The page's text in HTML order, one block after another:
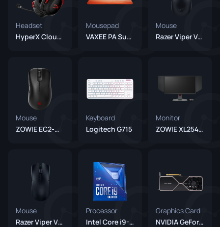
Headset
HyperX Cloud II
Mousepad
VAXEE PA Summer22
Mouse
Razer Viper V4 Pro Black
Mouse
ZOWIE EC2-CW
Keyboard
Logitech G715
Monitor
ZOWIE XL2546K
Mouse
Razer Viper V3 Pro Black
Processor
Intel Core i9-10900K
Graphics Card
NVIDIA GeForce RTX 3080